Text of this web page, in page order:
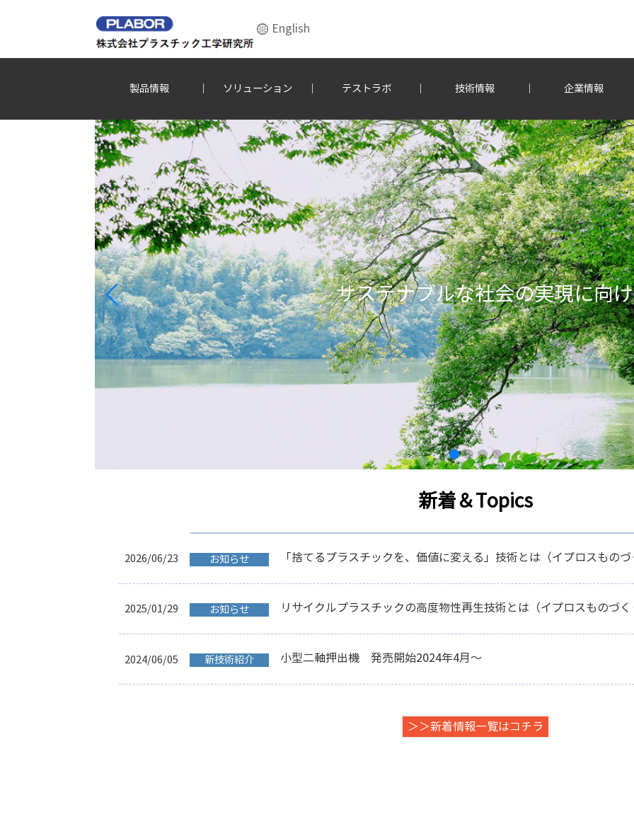
English
製品情報 ソリューション テストラボ 技術情報 企業情報
サステナブルな社会の実現に向
新着＆Topics
2026/06/23 お知らせ 「捨てるプラスチックを、価値に変える」技術とは（イプロスもの
2025/01/29 お知らせ リサイクルプラスチックの高度物性再生技術とは（イプロスものづ
2024/06/05 新技術紹介 小型二軸押出機 発売開始2024年4月～
＞＞新着情報一覧はコチラ